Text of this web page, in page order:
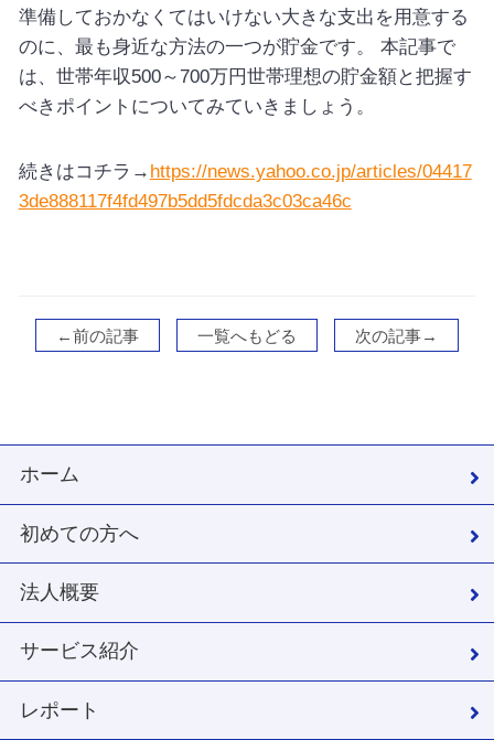
準備しておかなくてはいけない大きな支出を用意する
のに、最も身近な方法の一つが貯金です。 本記事で
は、世帯年収500～700万円世帯理想の貯金額と把握す
べきポイントについてみていきましょう。
続きはコチラ→ https://news.yahoo.co.jp/articles/04417
3de888117f4fd497b5dd5fdcda3c03ca46c
←前の記事 一覧へもどる 次の記事→
ホーム
初めての方へ
法人概要
サービス紹介
レポート